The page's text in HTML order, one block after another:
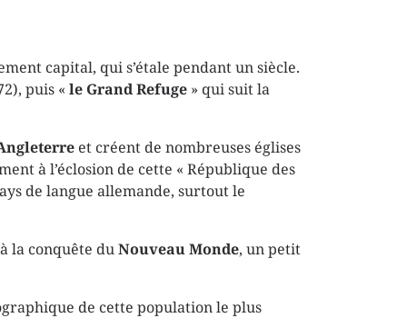
capital, qui s’étale pendant un siècle.
puis « le Grand Refuge » qui suit la
et créent de nombreuses églises
à l’éclosion de cette « République des
de langue allemande, surtout le
la conquête duNouveau Monde, un petit
de cette population le plus